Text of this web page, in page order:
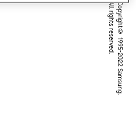
C
o
p
y
r
ig
h
t
©
1
9
9
5
-
2
0
2
2
S
a
m
s
u
n
g
.
A
l
l
r
ig
h
t
s
r
e
s
e
r
v
e
d
.